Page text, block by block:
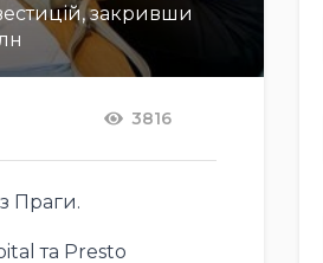
закривши
3816
Праги.
та Presto